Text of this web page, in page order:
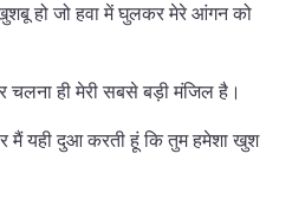
हो जो हवा में घुलकर मेरे आंगन को
चलना ही मेरी सबसे बड़ी मंजिल है।
मैं यही दुआ करती हूं कि तुम हमेशा खुश